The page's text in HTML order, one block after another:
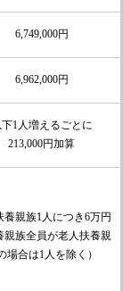
6,749,000円
6,962,000円
下1人増えるごとに
213,000円加算
養親族1人につき6万円
親族全員が老人扶養親
場合は1人を除く）